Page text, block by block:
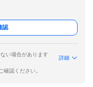
認
い場合があります
詳細
確認ください。